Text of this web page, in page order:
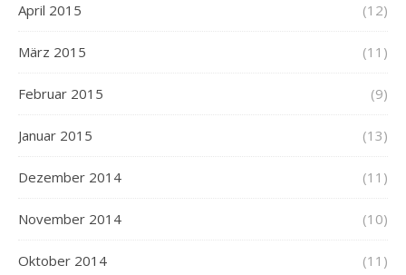
April 2015 (12)
März 2015 (11)
Februar 2015 (9)
Januar 2015 (13)
Dezember 2014 (11)
November 2014 (10)
Oktober 2014 (11)